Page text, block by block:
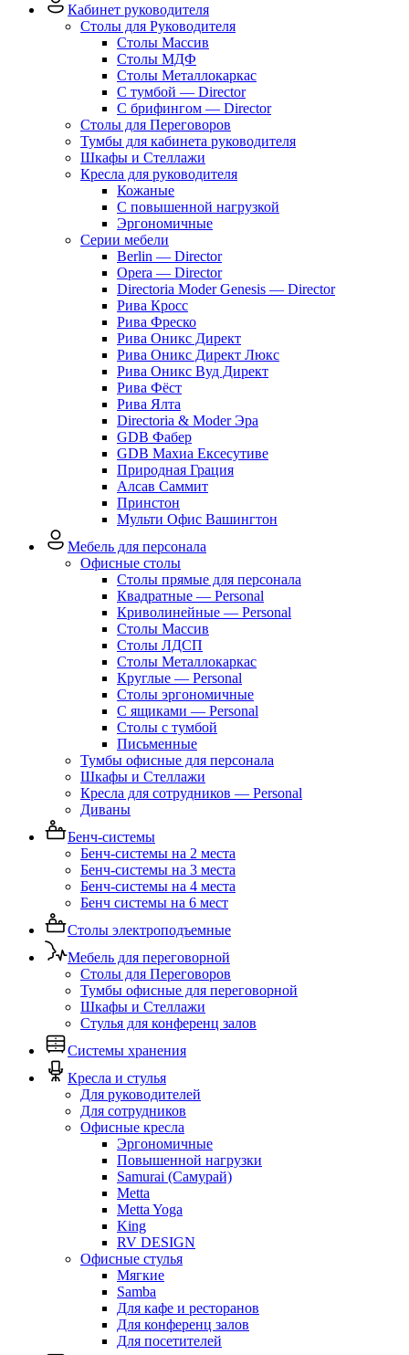
Кабинет руководителя
Столы для Руководителя
Столы Массив
Столы МДФ
Столы Металлокаркас
С тумбой — Director
C брифингом — Director
Столы для Переговоров
Тумбы для кабинета руководителя
Шкафы и Стеллажи
Кресла для руководителя
Кожаные
С повышенной нагрузкой
Эргономичные
Серии мебели
Berlin — Director
Opera — Director
Directoria Moder Genesis — Director
Рива Кросс
Рива Фреско
Рива Оникс Директ
Рива Оникс Директ Люкс
Рива Оникс Вуд Директ
Рива Фёст
Рива Ялта
Directoria & Moder Эра
GDB Фабер
GDB Махиа Ексесутиве
Природная Грация
Алсав Саммит
Принстон
Мульти Офис Вашингтон
Мебель для персонала
Офисные столы
Столы прямые для персонала
Квадратные — Personal
Криволинейные — Personal
Столы Массив
Столы ЛДСП
Столы Металлокаркас
Круглые — Personal
Столы эргономичные
С ящиками — Personal
Столы с тумбой
Письменные
Тумбы офисные для персонала
Шкафы и Стеллажи
Кресла для сотрудников — Personal
Диваны
Бенч-системы
Бенч-системы на 2 места
Бенч-системы на 3 места
Бенч-системы на 4 места
Бенч системы на 6 мест
Столы электроподъемные
Мебель для переговорной
Столы для Переговоров
Тумбы офисные для переговорной
Шкафы и Стеллажи
Стулья для конференц залов
Системы хранения
Кресла и стулья
Для руководителей
Для сотрудников
Офисные кресла
Эргономичные
Повышенной нагрузки
Samurai (Самурай)
Metta
Metta Yoga
King
RV DESIGN
Офисные стулья
Мягкие
Samba
Для кафе и ресторанов
Для конференц залов
Для посетителей